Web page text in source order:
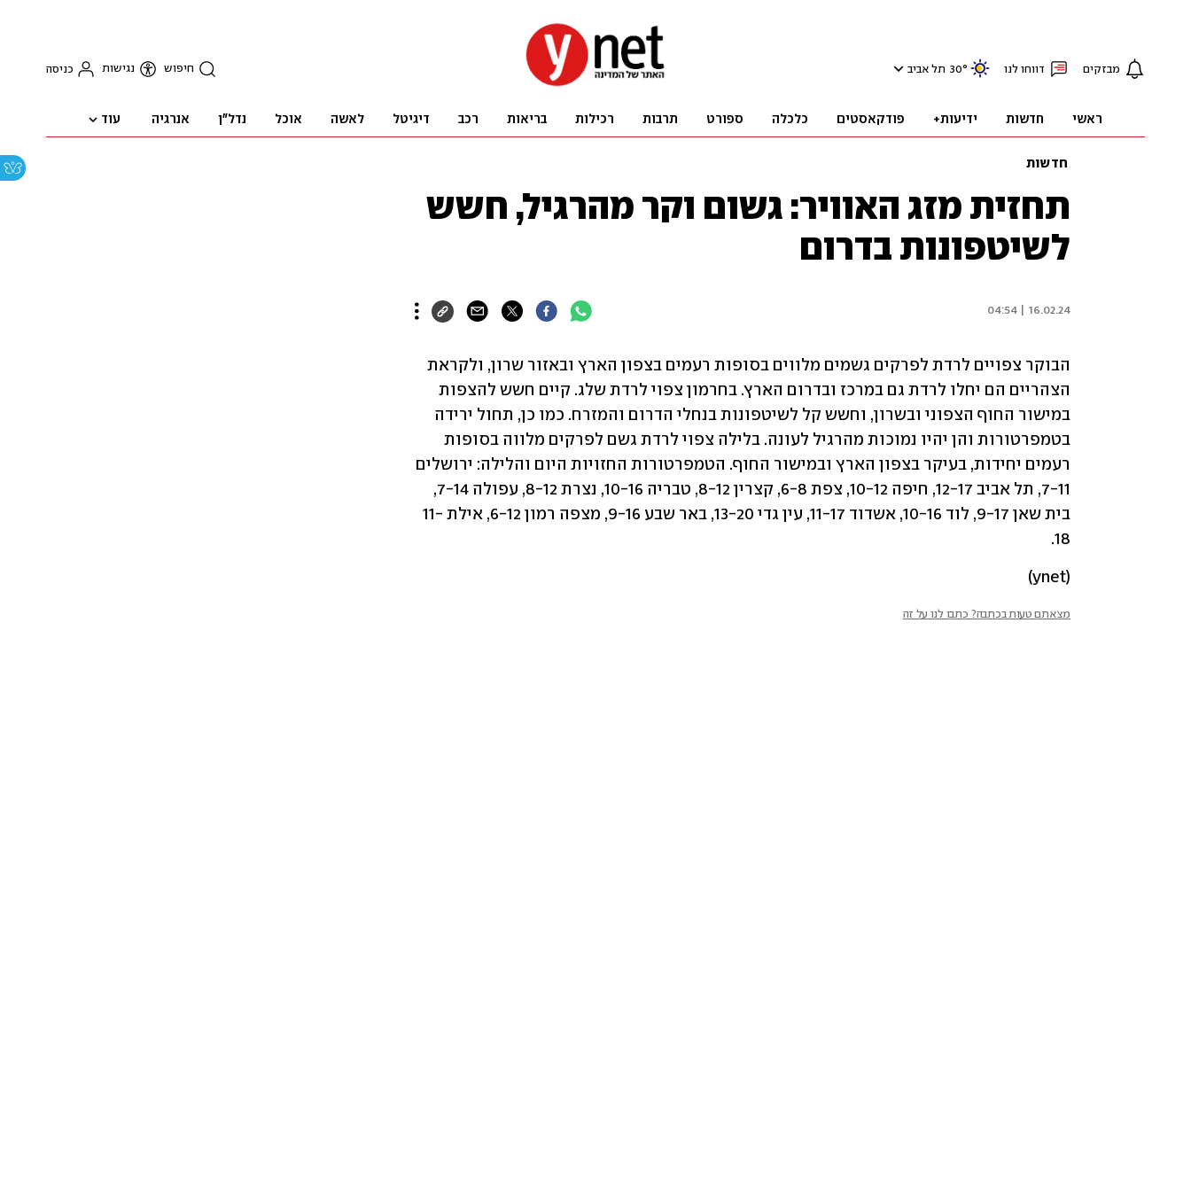
מבזקים דווחו לנו 30° תל אביב חיפוש נגישות כניסה
ראשי חדשות ידיעות+ פודקאסטים כלכלה ספורט תרבות רכילות בריאות רכב דיגיטל לאשה אוכל נדל"ן אנרגיה עוד
חדשות
תחזית מזג האוויר: גשום וקר מהרגיל, חשש
לשיטפונות בדרום
16.02.24 | 04:54
בית שאן 9-17, לוד 10-16, אשדוד 11-17, עין גדי 13-20, באר שבע 9-16, מצפה רמון 6-12, אילת 11-
18.
(ynet)
מצאתם טעות בכתבה? כתבו לנו על זה